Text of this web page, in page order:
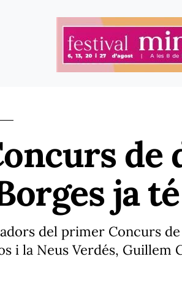
ja
del primer Concurs
i la Neus Verdés, Guillem